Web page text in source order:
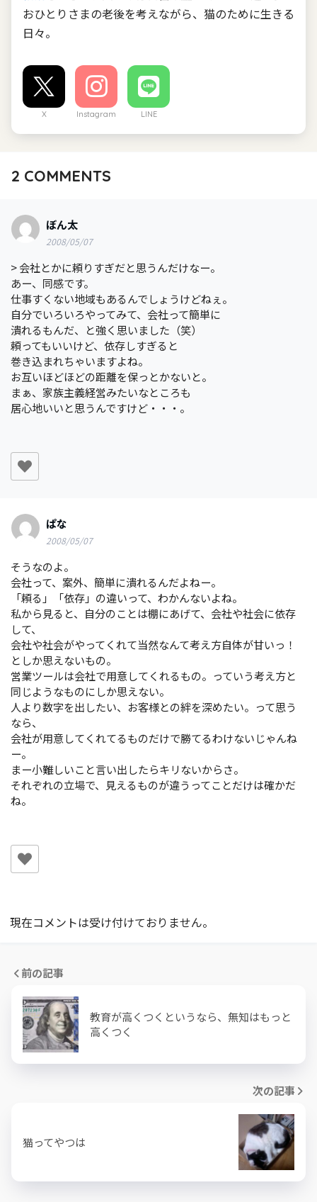
おひとりさまの老後を考えながら、猫のために生きる
日々。
X Instagram LINE
2 COMMENTS
ぼん太
2008/05/07
> 会社とかに頼りすぎだと思うんだけなー。
あー、同感です。
仕事すくない地域もあるんでしょうけどねぇ。
自分でいろいろやってみて、会社って簡単に
潰れるもんだ、と強く思いました（笑）
頼ってもいいけど、依存しすぎると
巻き込まれちゃいますよね。
お互いほどほどの距離を保っとかないと。
まぁ、家族主義経営みたいなところも
居心地いいと思うんですけど・・・。
ぱな
2008/05/07
そうなのよ。
会社って、案外、簡単に潰れるんだよねー。
「頼る」「依存」の違いって、わかんないよね。
私から見ると、自分のことは棚にあげて、会社や社会に依存
して、
会社や社会がやってくれて当然なんて考え方自体が甘いっ！
としか思えないもの。
営業ツールは会社で用意してくれるもの。っていう考え方と
同じようなものにしか思えない。
人より数字を出したい、お客様との絆を深めたい。って思う
なら、
会社が用意してくれてるものだけで勝てるわけないじゃんね
ー。
まー小難しいこと言い出したらキリないからさ。
それぞれの立場で、見えるものが違うってことだけは確かだ
ね。
現在コメントは受け付けておりません。
前の記事
教育が高くつくというなら、無知はもっと
高くつく
次の記事
猫ってやつは